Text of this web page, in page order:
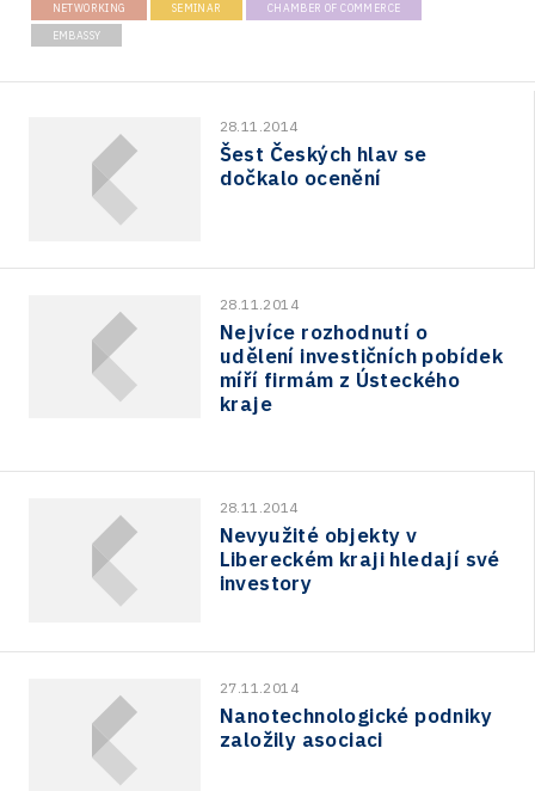
NETWORKING SEMINAR CHAMBER OF COMMERCE
EMBASSY
28.11.2014
Šest Českých hlav se
dočkalo ocenění
28.11.2014
Nejvíce rozhodnutí o
udělení investičních pobídek
míří firmám z Ústeckého
kraje
28.11.2014
Nevyužité objekty v
Libereckém kraji hledají své
investory
27.11.2014
Nanotechnologické podniky
založily asociaci